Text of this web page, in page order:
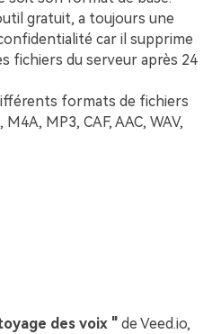
gratuit, a toujours une
car il supprime
fichiers du serveur après 24
formats de fichiers
MP3, CAF, AAC, WAV,
des voix " de Veed.io,